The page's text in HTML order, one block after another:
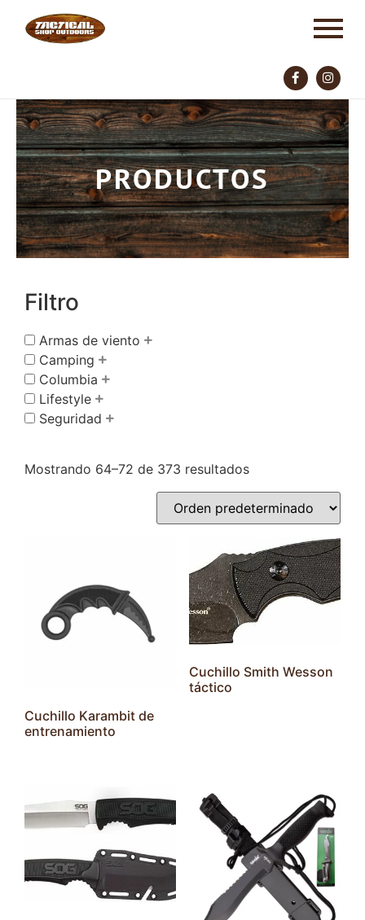
PRODUCTOS
Filtro
Armas de viento
Camping
Columbia
Lifestyle
Seguridad
Mostrando 64–72 de 373 resultados
Cuchillo Karambit de
entrenamiento
Cuchillo Smith Wesson
táctico